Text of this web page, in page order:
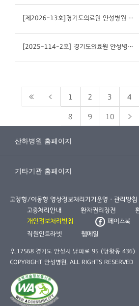
[제2026-13호]경기도의료원 안성병원 간호사(간호직/정규직)채용 공고
[2025-114-2호] 경기도의료원 안성병원 조리(공무직/정규직)채용 재공고
1 2 3 4
8 9 10
고정형/이동형 영상정보처리기기운영ㆍ관리방침
고충처리안내
환자권리장전
개인정보처리방침
페이스북
직원인트라넷
웹메일
우.17568 경기도 안성시 남파로 95 (당왕동 436)
COPYRIGHT 안성병원. ALL RIGHTS RESERVED